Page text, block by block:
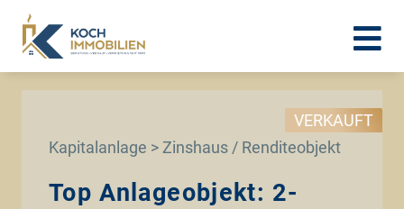
Kapitalanlage > Zinshaus / Renditeobjekt
VERKAUFT
Top Anlageobjekt: 2-